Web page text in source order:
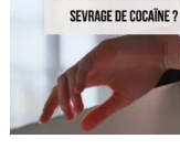
douloureuse
Et